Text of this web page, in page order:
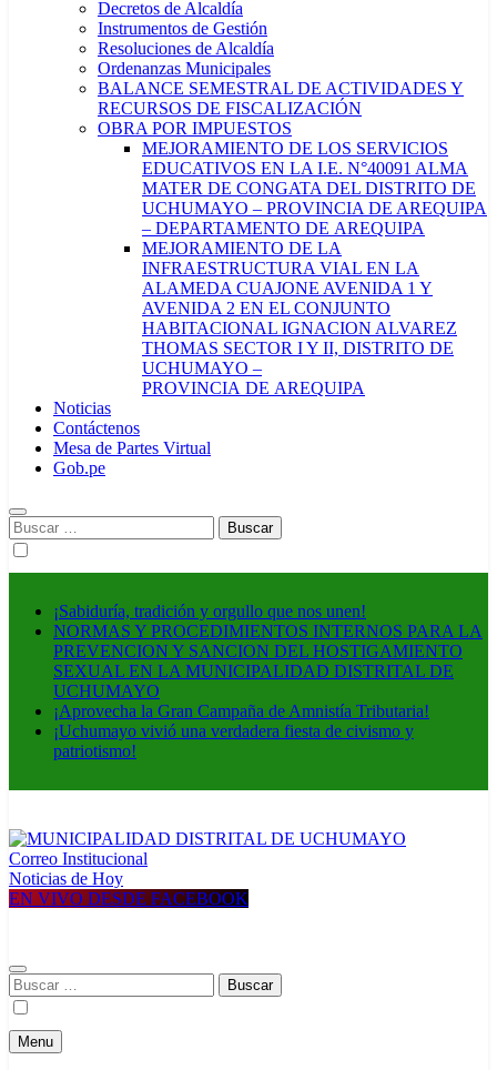
Decretos de Alcaldía
Instrumentos de Gestión
Resoluciones de Alcaldía
Ordenanzas Municipales
BALANCE SEMESTRAL DE ACTIVIDADES Y
RECURSOS DE FISCALIZACIÓN
OBRA POR IMPUESTOS
MEJORAMIENTO DE LOS SERVICIOS
EDUCATIVOS EN LA I.E. N°40091 ALMA
MATER DE CONGATA DEL DISTRITO DE
UCHUMAYO – PROVINCIA DE AREQUIPA
– DEPARTAMENTO DE AREQUIPA
MEJORAMIENTO DE LA
INFRAESTRUCTURA VIAL EN LA
ALAMEDA CUAJONE AVENIDA 1 Y
AVENIDA 2 EN EL CONJUNTO
HABITACIONAL IGNACION ALVAREZ
THOMAS SECTOR I Y II, DISTRITO DE
UCHUMAYO –
PROVINCIA DE AREQUIPA
Noticias
Contáctenos
Mesa de Partes Virtual
Gob.pe
Buscar:
¡Sabiduría, tradición y orgullo que nos unen!
NORMAS Y PROCEDIMIENTOS INTERNOS PARA LA
PREVENCION Y SANCION DEL HOSTIGAMIENTO
SEXUAL EN LA MUNICIPALIDAD DISTRITAL DE
UCHUMAYO
¡Aprovecha la Gran Campaña de Amnistía Tributaria!
¡Uchumayo vivió una verdadera fiesta de civismo y
patriotismo!
MUNICIPALIDAD DISTRITAL DE UCHUMAYO
Construyendo una nueva Historia
Correo Institucional
Noticias de Hoy
EN VIVO DESDE FACEBOOK
Buscar:
Menu